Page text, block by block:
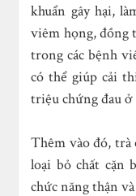
khuẩn gây hại,
viêm họng, đồng
trong các bệnh
có thể giúp cải
triệu chứng đau
Thêm vào đó, trà
loại bỏ chất cặn
chức năng thận